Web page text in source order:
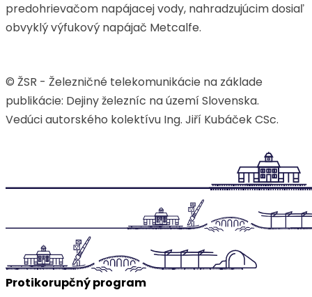
predohrievačom napájacej vody, nahradzujúcim dosiaľ
obvyklý výfukový napájač Metcalfe.
© ŽSR - Železničné telekomunikácie na základe
publikácie: Dejiny železníc na území Slovenska.
Vedúci autorského kolektívu Ing. Jiří Kubáček CSc.
Protikorupčný program